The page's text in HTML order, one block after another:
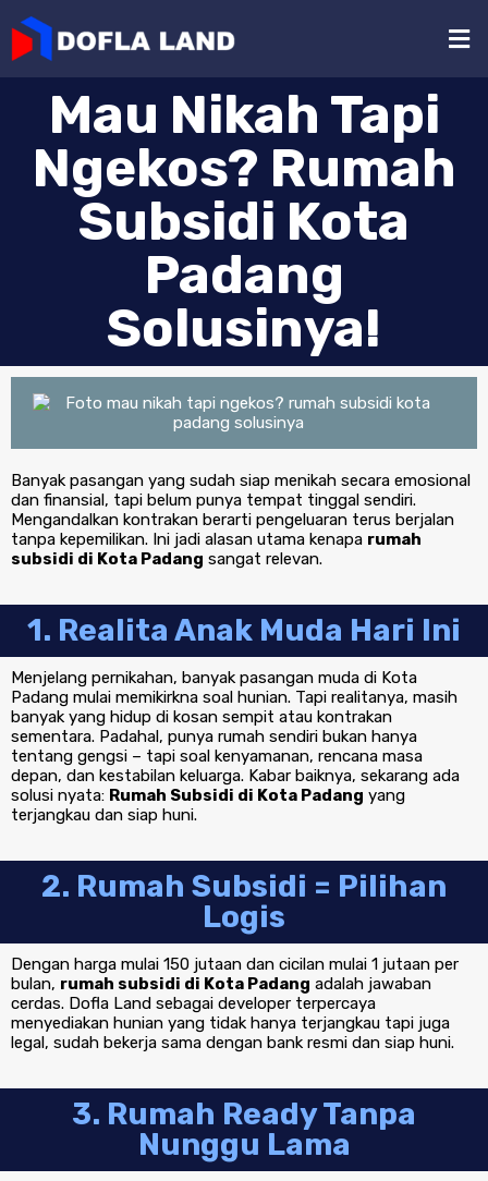
Mau Nikah Tapi
Ngekos? Rumah
Subsidi Kota
Padang
Solusinya!
Banyak pasangan yang sudah siap menikah secara emosional
dan finansial, tapi belum punya tempat tinggal sendiri.
Mengandalkan kontrakan berarti pengeluaran terus berjalan
tanpa kepemilikan. Ini jadi alasan utama kenapa rumah
subsidi di Kota Padang sangat relevan.
1. Realita Anak Muda Hari Ini
Menjelang pernikahan, banyak pasangan muda di Kota
Padang mulai memikirkna soal hunian. Tapi realitanya, masih
banyak yang hidup di kosan sempit atau kontrakan
sementara. Padahal, punya rumah sendiri bukan hanya
tentang gengsi – tapi soal kenyamanan, rencana masa
depan, dan kestabilan keluarga. Kabar baiknya, sekarang ada
solusi nyata: Rumah Subsidi di Kota Padang yang
terjangkau dan siap huni.
2. Rumah Subsidi = Pilihan
Logis
Dengan harga mulai 150 jutaan dan cicilan mulai 1 jutaan per
bulan, rumah subsidi di Kota Padang adalah jawaban
cerdas. Dofla Land sebagai developer terpercaya
menyediakan hunian yang tidak hanya terjangkau tapi juga
legal, sudah bekerja sama dengan bank resmi dan siap huni.
3. Rumah Ready Tanpa
Nunggu Lama